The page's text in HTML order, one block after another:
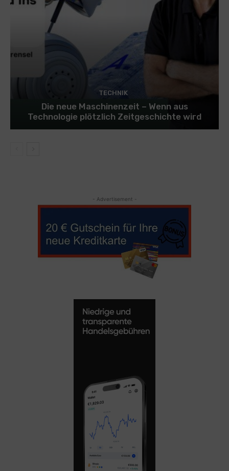
TECHNIK
Die neue Maschinenzeit – Wenn aus
Technologie plötzlich Zeitgeschichte wird
- Advertisement -